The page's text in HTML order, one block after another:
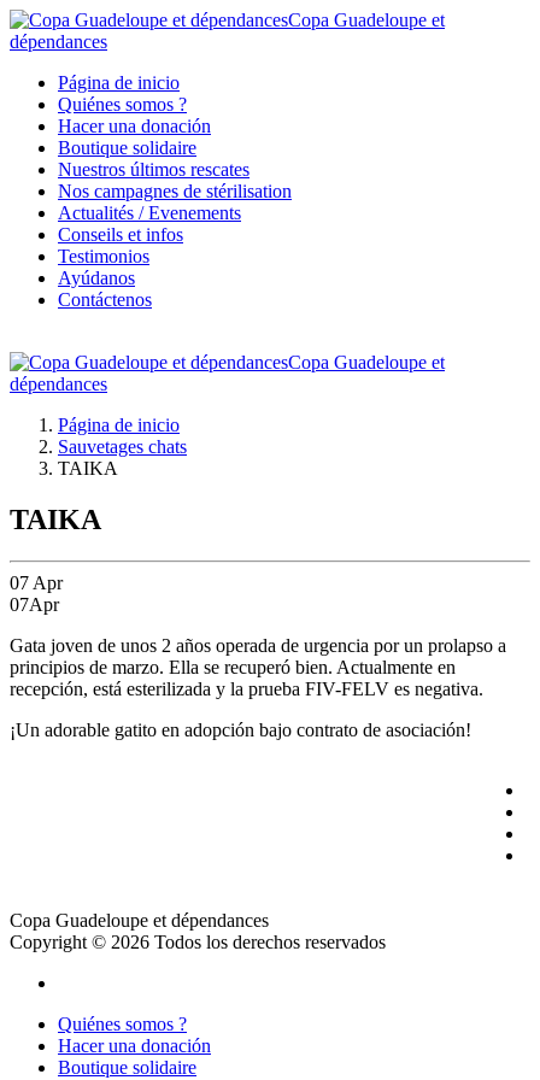
Copa Guadeloupe et
dépendances
Página de inicio
Quiénes somos ?
Hacer una donación
Boutique solidaire
Nuestros últimos rescates
Nos campagnes de stérilisation
Actualités / Evenements
Conseils et infos
Testimonios
Ayúdanos
Contáctenos
Copa Guadeloupe et
dépendances
Página de inicio
Sauvetages chats
TAIKA
TAIKA
07 Apr
07Apr
Gata joven de unos 2 años operada de urgencia por un prolapso a
principios de marzo. Ella se recuperó bien. Actualmente en
recepción, está esterilizada y la prueba FIV-FELV es negativa.
¡Un adorable gatito en adopción bajo contrato de asociación!
Copa Guadeloupe et dépendances
Copyright © 2026 Todos los derechos reservados
Quiénes somos ?
Hacer una donación
Boutique solidaire